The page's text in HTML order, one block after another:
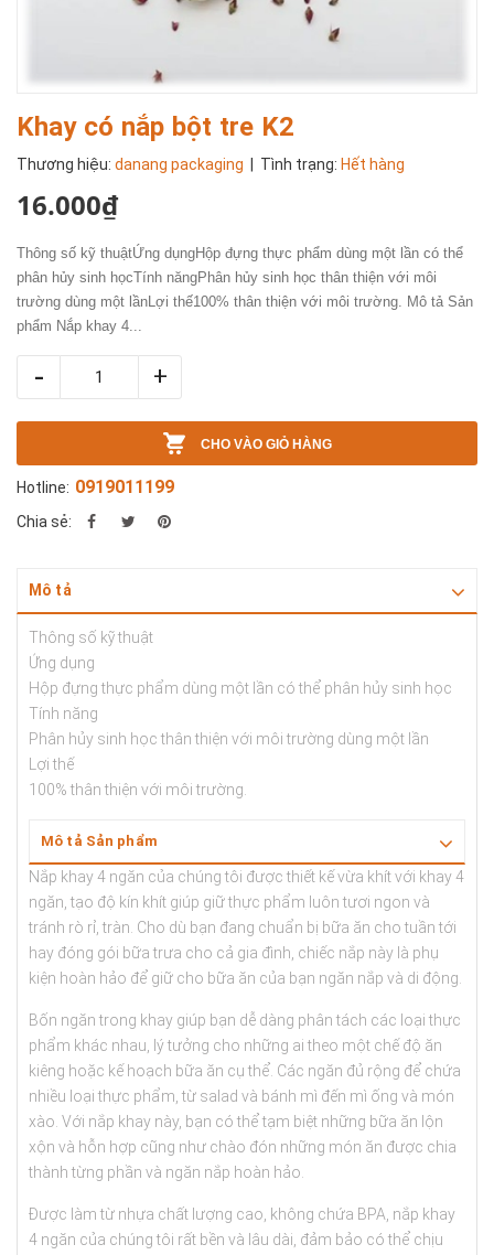
Khay có nắp bột tre K2
Thương hiệu: danang packaging | Tình trạng: Hết hàng
16.000₫
Thông số kỹ thuậtỨng dụngHộp đựng thực phẩm dùng một lần có thể
phân hủy sinh họcTính năngPhân hủy sinh học thân thiện với môi
trường dùng một lầnLợi thế100% thân thiện với môi trường. Mô tả Sản
phẩm Nắp khay 4...
- +
CHO VÀO GIỎ HÀNG
Hotline: 0919011199
Chia sẻ:
Mô tả
Thông số kỹ thuật
Ứng dụng
Hộp đựng thực phẩm dùng một lần có thể phân hủy sinh học
Tính năng
Phân hủy sinh học thân thiện với môi trường dùng một lần
Lợi thế
100% thân thiện với môi trường.
Mô tả Sản phẩm
Nắp khay 4 ngăn của chúng tôi được thiết kế vừa khít với khay 4
ngăn, tạo độ kín khít giúp giữ thực phẩm luôn tươi ngon và
tránh rò rỉ, tràn. Cho dù bạn đang chuẩn bị bữa ăn cho tuần tới
hay đóng gói bữa trưa cho cả gia đình, chiếc nắp này là phụ
kiện hoàn hảo để giữ cho bữa ăn của bạn ngăn nắp và di động.
Bốn ngăn trong khay giúp bạn dễ dàng phân tách các loại thực
phẩm khác nhau, lý tưởng cho những ai theo một chế độ ăn
kiêng hoặc kế hoạch bữa ăn cụ thể. Các ngăn đủ rộng để chứa
nhiều loại thực phẩm, từ salad và bánh mì đến mì ống và món
xào. Với nắp khay này, bạn có thể tạm biệt những bữa ăn lộn
xộn và hỗn hợp cũng như chào đón những món ăn được chia
thành từng phần và ngăn nắp hoàn hảo.
Được làm từ nhựa chất lượng cao, không chứa BPA, nắp khay
4 ngăn của chúng tôi rất bền và lâu dài, đảm bảo có thể chịu